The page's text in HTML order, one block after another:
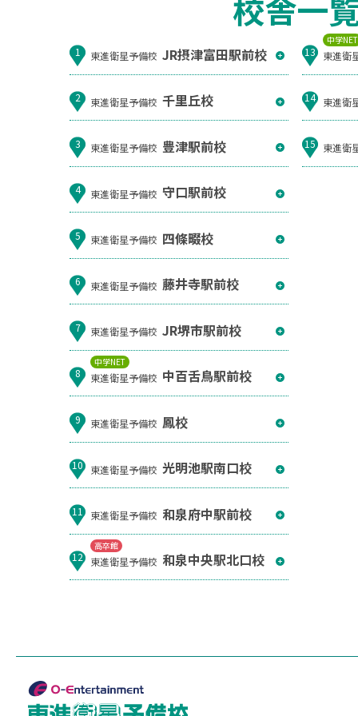
校舎一
1 東進衛星予備校 JR摂津富田駅前校
2 東進衛星予備校 千里丘校
3 東進衛星予備校 豊津駅前校
4 東進衛星予備校 守口駅前校
5 東進衛星予備校 四條畷校
6 東進衛星予備校 藤井寺駅前校
7 東進衛星予備校 JR堺市駅前校
中学NET
8 東進衛星予備校 中百舌鳥駅前校
9 東進衛星予備校 鳳校
10 東進衛星予備校 光明池駅南口校
11 東進衛星予備校 和泉府中駅前校
高卒館
12 東進衛星予備校 和泉中央駅北口校
中学NET
13 東進衛
14 東進衛
15 東進衛